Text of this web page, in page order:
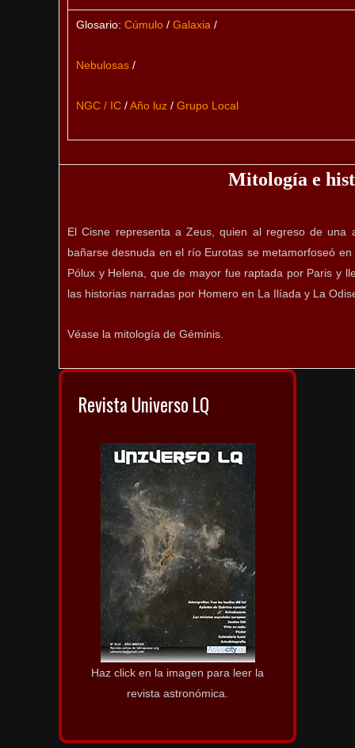
Glosario: Cúmulo / Galaxia /
Nebulosas /
NGC / IC /Año luz / Grupo Local
Mitología e
El Cisne representa a Zeus, quien al regreso de
bañarse desnuda en el río Eurotas se metamorfoseó
Pólux y Helena, que de mayor fue raptada por Paris y
las historias narradas por Homero en La Ilíada y La
Véase la mitología de Géminis.
Revista Universo LQ
Haz click en la imagen para leer la
revista astronómica.